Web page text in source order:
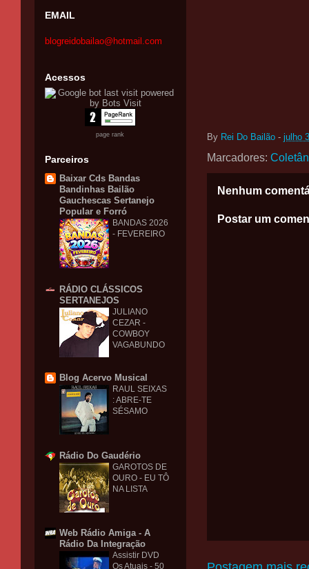
By Rei Do Bailão - julho
Marcadores:
Nenhum
Postar um
EMAIL
blogreidobailao@hotmail.com
Acessos
page rank
Parceiros
Baixar Cds Bandas
Bandinhas Bailão
Gauchescas Sertanejo
Popular e Forró
BANDAS 2026
- FEVEREIRO
RÁDIO CLÁSSICOS
SERTANEJOS
JULIANO
CEZAR -
COWBOY
VAGABUNDO
Blog Acervo Musical
RAUL SEIXAS
: ABRE-TE
SÉSAMO
Rádio Do Gaudério
GAROTOS DE
OURO - EU TÔ
NA LISTA
Web Rádio Amiga - A
Rádio Da Integração
Assistir DVD
Os Atuais - 50